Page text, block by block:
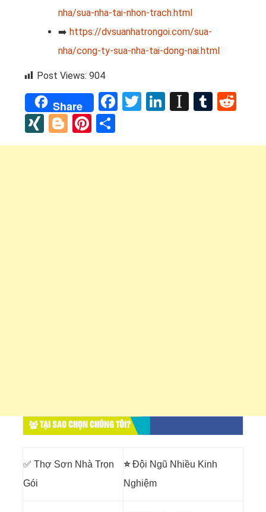
nha/sua-nha-tai-nhon-trach.html
➡️ https://dvsuanhatrongoi.com/sua-
nha/cong-ty-sua-nha-tai-dong-nai.html
Post Views: 904
Share Facebook
Twitter
LinkedIn
XINGBloggerPinterest
TẠI SAO CHỌN CHÚNG TÔI?
✅ Thợ Sơn Nhà Trọn
Gói
⭐Đội Ngũ Nhiều Kinh
Nghiệm